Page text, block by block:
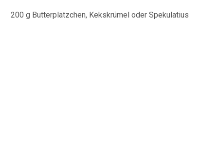
200 g Butterplätzchen, Kekskrümel oder Spekulatius